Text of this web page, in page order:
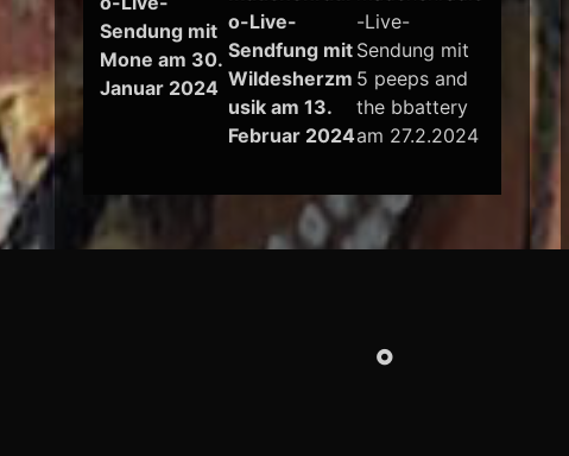
Sendung mit
Mone am 30.
Januar 2024
o-Live-
Sendfung mit
Wildesherzm
usik am 13.
Februar 2024
-Live-
Sendung mit
5 peeps and
the bbattery
am 27.2.2024
°